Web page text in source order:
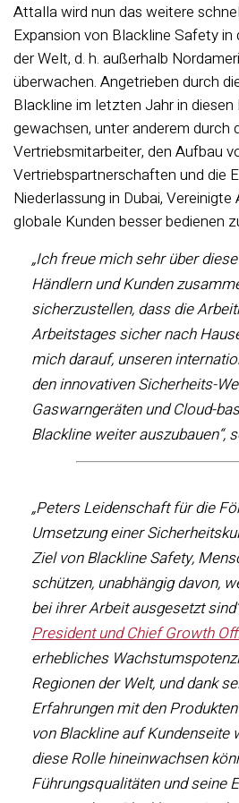
Attalla wird nun das weitere
Expansion von Blackline Safety in
der Welt, d. h. außerhalb
überwachen. Angetrieben durch
Blackline im letzten Jahr in diesen
gewachsen, unter anderem durch
Vertriebsmitarbeiter, den Aufbau
Vertriebspartnerschaften und die
Niederlassung in Dubai,
globale Kunden besser bedienen
„Ich freue mich sehr über
Händlern und Kunden
sicherzustellen, dass die
Arbeitstages sicher nach
mich darauf, unseren
den innovativen Sicherheits-
Gaswarngeräten und Cloud-
Blackline weiter auszubauen“,
„Peters Leidenschaft für die
Umsetzung einer
Ziel von Blackline Safety,
schützen, unabhängig davon,
bei ihrer Arbeit ausgesetzt
President und Chief Growth
erhebliches
Regionen der Welt, und dank
Erfahrungen mit den
von Blackline auf Kundenseite
diese Rolle hineinwachsen
Führungsqualitäten und seine